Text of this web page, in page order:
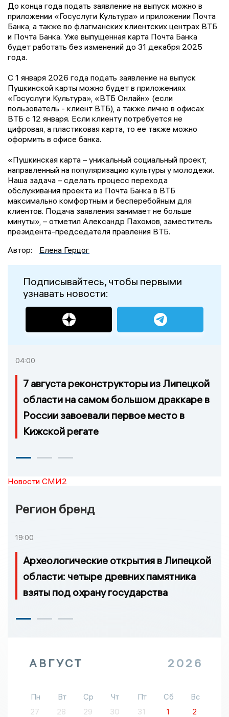
До конца года подать заявление на выпуск можно в
приложении «Госуслуги Культура» и приложении Почта
Банка, а также во флагманских клиентских центрах ВТБ
и Почта Банка. Уже выпущенная карта Почта Банка
будет работать без изменений до 31 декабря 2025
года.
С 1 января 2026 года подать заявление на выпуск
Пушкинской карты можно будет в приложениях
«Госуслуги Культура», «ВТБ Онлайн» (если
пользователь - клиент ВТБ), а также лично в офисах
ВТБ с 12 января. Если клиенту потребуется не
цифровая, а пластиковая карта, то ее также можно
оформить в офисе банка.
«Пушкинская карта – уникальный социальный проект,
направленный на популяризацию культуры у молодежи.
Наша задача – сделать процесс перехода
обслуживания проекта из Почта Банка в ВТБ
максимально комфортным и бесперебойным для
клиентов. Подача заявления занимает не больше
минуты», – отметил Александр Пахомов, заместитель
президента-председателя правления ВТБ.
Автор:
Елена Герцог
Подписывайтесь, чтобы первыми
узнавать новости:
04:00
7 августа реконструкторы из Липецкой
области на самом большом драккаре в
России завоевали первое место в
Кижской регате
Новости СМИ2
Регион бренд
19:00
Археологические открытия в Липецкой
области: четыре древних памятника
взяты под охрану государства
АВГУСТ 2026
Пн Вт Ср Чт Пт Сб
Вс
27
28 29 30 31 1
2